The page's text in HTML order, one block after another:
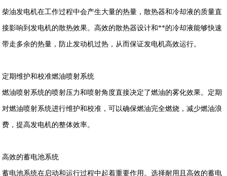
柴油发电机在工作过程中会产生大量的热量，散热器和冷却液的质量直
接影响到发电机的散热效果。高效的散热器设计和**的冷却液能够快速
带走多余的热量，防止发动机过热，从而保证发电机高效运行。
定期维护和校准燃油喷射系统
燃油喷射系统的喷射压力和喷射角度直接决定了燃油的雾化效果。定期
对燃油喷射系统进行维护和校准，可以确保燃油完全燃烧，减少燃油浪
费，提高发电机的整体效率。
高效的蓄电池系统
蓄电池系统在启动和运行过程中起着重要作用。选择耐用且高效的蓄电